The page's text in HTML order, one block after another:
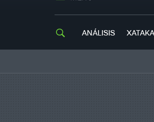
ANÁLISIS